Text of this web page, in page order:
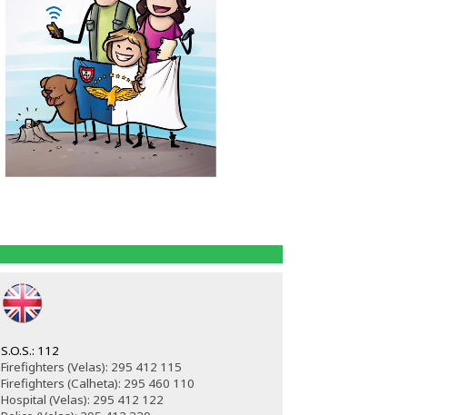
S.O.S.: 112
Firefighters (Velas): 295 412 115
Firefighters (Calheta): 295 460 110
Hospital (Velas): 295 412 122